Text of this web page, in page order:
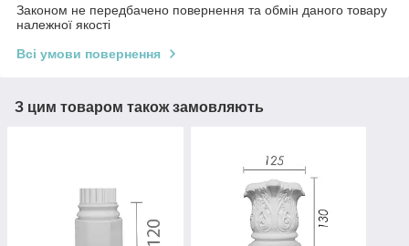
Законом не передбачено повернення та обмін даного товару
належної якості
Всі умови повернення
З цим товаром також замовляють